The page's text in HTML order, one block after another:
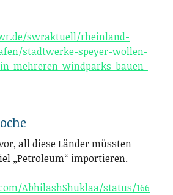
swraktuell/rheinland-
stadtwerke-speyer-wollen-
mehreren-windparks-bauen-
all diese Länder müssten
„Petroleum“ importieren.
AbhilashShuklaa/status/166